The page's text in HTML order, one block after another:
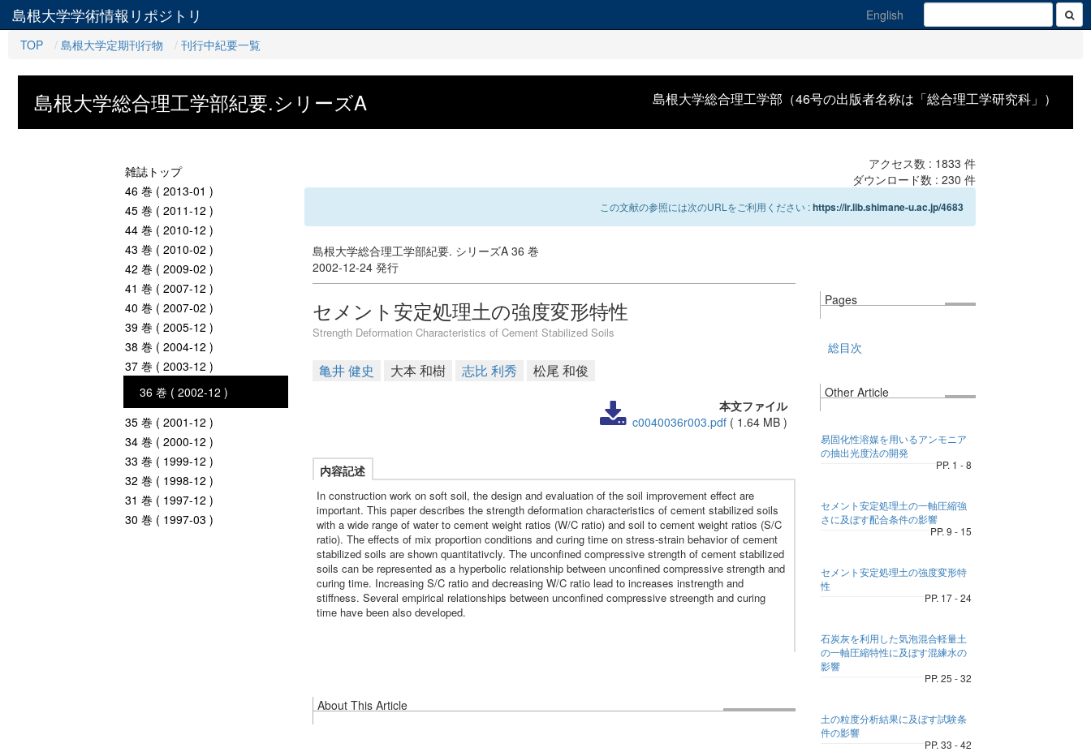
島根大学学術情報リポジトリ
English
TOP
島根大学定期刊行物 刊行中紀要一覧
島根大学総合理工学部（46号の出版者名称は「総合理工学研究科」）
島根大学総合理工学部紀要.シリーズA
雑誌トップ
46 巻 ( 2013-01 )
45 巻 ( 2011-12 )
44 巻 ( 2010-12 )
43 巻 ( 2010-02 )
42 巻 ( 2009-02 )
41 巻 ( 2007-12 )
40 巻 ( 2007-02 )
39 巻 ( 2005-12 )
38 巻 ( 2004-12 )
37 巻 ( 2003-12 )
36 巻 ( 2002-12 )
35 巻 ( 2001-12 )
34 巻 ( 2000-12 )
33 巻 ( 1999-12 )
32 巻 ( 1998-12 )
31 巻 ( 1997-12 )
30 巻 ( 1997-03 )
アクセス数 : 1833 件
ダウンロード数 : 230 件
この文献の参照には次のURLをご利用ください :https://ir.lib.shimane-u.ac.jp/4683
島根大学総合理工学部紀要. シリーズA 36 巻
2002-12-24 発行
セメント安定処理土の強度変形特性
Strength Deformation Characteristics of Cement Stabilized Soils
亀井 健史 大本 和樹 志比 利秀 松尾 和俊
本文ファイル
c0040036r003.pdf ( 1.64 MB )
内容記述
In construction work on soft soil, the design and evaluation of the soil improvement effect are
important. This paper describes the strength deformation characteristics of cement stabilized soils
with a wide range of water to cement weight ratios (W/C ratio) and soil to cement weight ratios (S/C
ratio). The effects of mix proportion conditions and curing time on stress-strain behavior of cement
stabilized soils are shown quantitativcly. The unconfined compressive strength of cement stabilized
soils can be represented as a hyperbolic relationship between unconfined compressive strength and
curing time. Increasing S/C ratio and decreasing W/C ratio lead to increases instrength and
stiffness. Several empirical relationships between unconfined compressive streength and curing
time have been also developed.
About This Article
Pages
総目次
Other Article
易固化性溶媒を用いるアンモニア
の抽出光度法の開発
PP. 1 - 8
セメント安定処理土の一軸圧縮強
さに及ぼす配合条件の影響
PP. 9 - 15
セメント安定処理土の強度変形特
性
PP. 17 - 24
石炭灰を利用した気泡混合軽量土
の一軸圧縮特性に及ぼす混練水の
影響
PP. 25 - 32
土の粒度分析結果に及ぼす試験条
件の影響
PP. 33 - 42